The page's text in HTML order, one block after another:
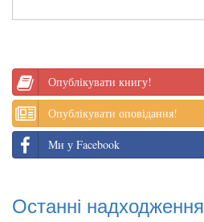
Опублікувати книгу!
Опублікувати оповідання!
Ми у Facebook
Останні надходження